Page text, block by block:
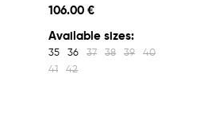
106.00 €
Available sizes:
35 36 37 38 39
40
41
42